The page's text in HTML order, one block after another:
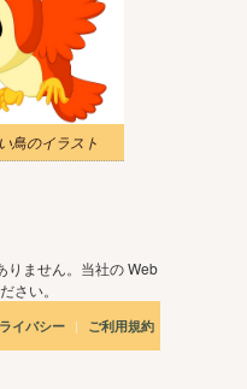
鳥のイラスト
りません。当社の Web
さい。
イバシー | ご利用規約